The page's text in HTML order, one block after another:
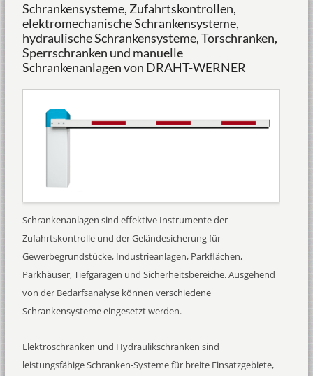
Schrankensysteme, Zufahrtskontrollen,
elektromechanische Schrankensysteme,
hydraulische Schrankensysteme, Torschranken,
Sperrschranken und manuelle
Schrankenanlagen von DRAHT-WERNER
Schrankenanlagen sind effektive Instrumente der
Zufahrtskontrolle und der Geländesicherung für
Gewerbegrundstücke, Industrieanlagen, Parkflächen,
Parkhäuser, Tiefgaragen und Sicherheitsbereiche. Ausgehend
von der Bedarfsanalyse können verschiedene
Schrankensysteme eingesetzt werden.
Elektroschranken und Hydraulikschranken sind
leistungsfähige Schranken-Systeme für breite Einsatzgebiete,